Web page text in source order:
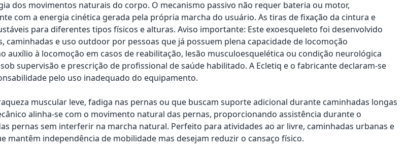
dos movimentos naturais do corpo. O mecanismo passivo não requer bateria ou motor,
com a energia cinética gerada pela própria marcha do usuário. As tiras de fixação da cintura e
para diferentes tipos físicos e alturas. Aviso importante: Este exoesqueleto foi desenvolvido
caminhadas e uso outdoor por pessoas que já possuem plena capacidade de locomoção
auxílio à locomoção em casos de reabilitação, lesão musculoesquelética ou condição neurológica
supervisão e prescrição de profissional de saúde habilitado. A Ecletiq e o fabricante declaram-se
pelo uso inadequado do equipamento.
muscular leve, fadiga nas pernas ou que buscam suporte adicional durante caminhadas longas
alinha-se com o movimento natural das pernas, proporcionando assistência durante o
pernas sem interferir na marcha natural. Perfeito para atividades ao ar livre, caminhadas urbanas e
mantêm independência de mobilidade mas desejam reduzir o cansaço físico.